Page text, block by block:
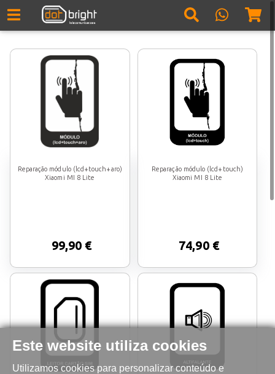
Este website utiliza cookies
Utilizamos cookies para personalizar conteúdo e
Reparação módulo (lcd+touch+aro)
Xiaomi MI 8 Lite
99,90 €
Reparação módulo (lcd+touch)
Xiaomi MI 8 Lite
74,90 €